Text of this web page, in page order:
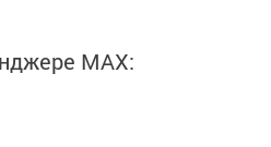
MАХ: